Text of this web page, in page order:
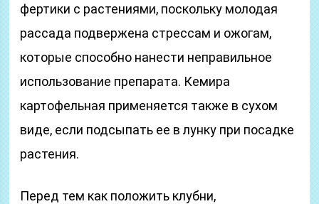
фертики с растениями, поскольку молодая
рассада подвержена стрессам и ожогам,
которые способно нанести неправильное
использование препарата. Кемира
картофельная применяется также в сухом
виде, если подсыпать ее в лунку при посадке
растения.
Перед тем как положить клубни,